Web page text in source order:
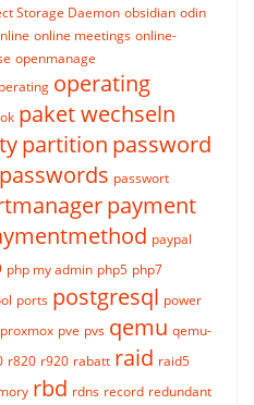
Storage Daemon obsidian odin
online meetings online-
openmanage
operating
paket wechseln
partition password
passwords passwort
payment
paypal
php my admin php5 php7
ports postgresql power
proxmox pve pvs qemu qemu-
r820 r920 rabatt raid raid5
rbd rdns record redundant